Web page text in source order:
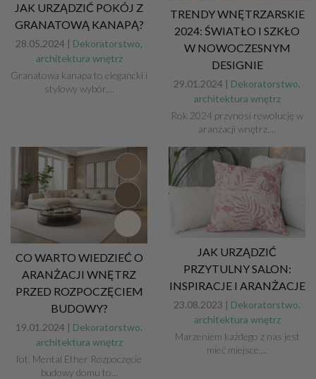
JAK URZĄDZIĆ POKÓJ Z
GRANATOWĄ KANAPĄ?
28.05.2024 | Dekoratorstwo,
architektura wnętrz
Granatowa kanapa to elegancki i
stylowy wybór,...
TRENDY WNĘTRZARSKIE
2024: ŚWIATŁO I SZKŁO
W NOWOCZESNYM
DESIGNIE
29.01.2024 | Dekoratorstwo,
architektura wnętrz
Rok 2024 przynosi rewolucję w
aranżacji wnętrz,...
CO WARTO WIEDZIEĆ O
ARANŻACJI WNĘTRZ
PRZED ROZPOCZĘCIEM
BUDOWY?
19.01.2024 | Dekoratorstwo,
architektura wnętrz
fot. Mental Ether Rozpoczęcie
budowy domu to...
JAK URZĄDZIĆ
PRZYTULNY SALON:
INSPIRACJE I ARANŻACJE
23.08.2023 | Dekoratorstwo,
architektura wnętrz
Marzeniem każdego z nas jest
mieć miejsce,...